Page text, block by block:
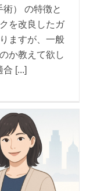
） の特徴と
を改良したガ
ますが、一般
か教えて欲し
[...]